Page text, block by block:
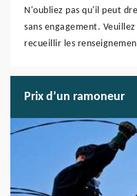
N'oubliez pas qu'il peut
sans engagement.
recueillir les
Prix d’un ramoneur